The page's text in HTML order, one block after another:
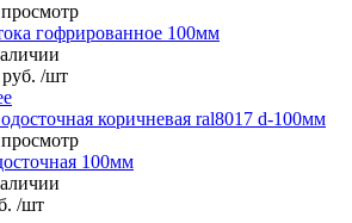
гофрированное 100мм
/шт
100мм
/шт